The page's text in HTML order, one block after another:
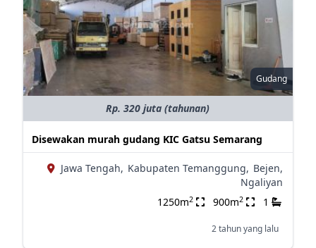
Gudang
Rp. 320 juta (tahunan)
Disewakan murah gudang KIC Gatsu Semarang
Jawa Tengah, Kabupaten Temanggung, Bejen,
Ngaliyan
1250m2 900m2 1
2 tahun yang lalu